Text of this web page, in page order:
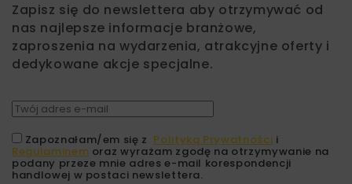
Zapisz się do newslettera aby otrzymywać od
nas najlepsze informacje branżowe,
zaproszenia na wydarzenia, atrakcyjne oferty i
dedykowane akcje specjalne.
Zapoznałam/em się z Polityką Prywatności i
Regulaminem oraz wyrażam zgodę na otrzymywanie na
podany przeze mnie adres e-mail korespondencji
handlowej w postaci newslettera.